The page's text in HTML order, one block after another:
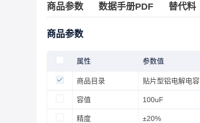
商品参数 数据手册PDF 替代料
商品参数
属性 参数值
商品目录 贴片型铝电解电容
容值 100uF
精度 ±20%